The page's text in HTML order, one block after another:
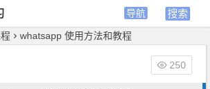
whatsapp 使用方法和教程
250